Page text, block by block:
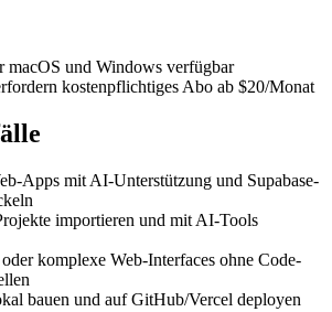
macOS und Windows verfügbar
kostenpflichtiges Abo ab $20/Monat
Apps mit AI-Unterstützung und Supabase-
importieren und mit AI-Tools
komplexe Web-Interfaces ohne Code-
bauen und auf GitHub/Vercel deployen